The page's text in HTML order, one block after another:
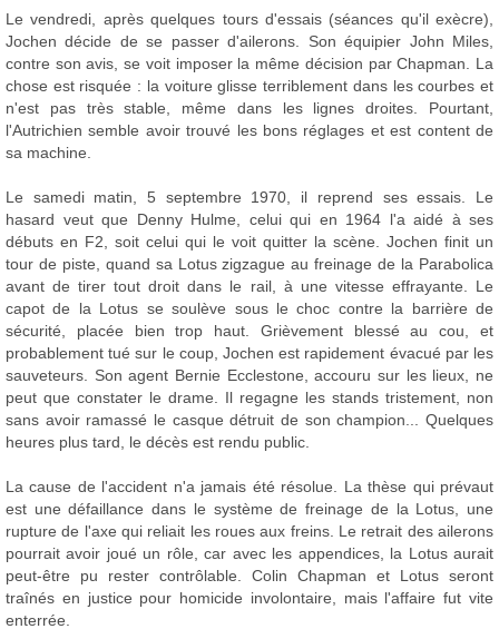
Le vendredi, après quelques tours d'essais (séances qu'il exècre),
Jochen décide de se passer d'ailerons. Son équipier John Miles,
contre son avis, se voit imposer la même décision par Chapman. La
chose est risquée : la voiture glisse terriblement dans les courbes et
n'est pas très stable, même dans les lignes droites. Pourtant,
l'Autrichien semble avoir trouvé les bons réglages et est content de
sa machine.
Le samedi matin, 5 septembre 1970, il reprend ses essais. Le
hasard veut que Denny Hulme, celui qui en 1964 l'a aidé à ses
débuts en F2, soit celui qui le voit quitter la scène. Jochen finit un
tour de piste, quand sa Lotus zigzague au freinage de la Parabolica
avant de tirer tout droit dans le rail, à une vitesse effrayante. Le
capot de la Lotus se soulève sous le choc contre la barrière de
sécurité, placée bien trop haut. Grièvement blessé au cou, et
probablement tué sur le coup, Jochen est rapidement évacué par les
sauveteurs. Son agent Bernie Ecclestone, accouru sur les lieux, ne
peut que constater le drame. Il regagne les stands tristement, non
sans avoir ramassé le casque détruit de son champion... Quelques
heures plus tard, le décès est rendu public.
La cause de l'accident n'a jamais été résolue. La thèse qui prévaut
est une défaillance dans le système de freinage de la Lotus, une
rupture de l'axe qui reliait les roues aux freins. Le retrait des ailerons
pourrait avoir joué un rôle, car avec les appendices, la Lotus aurait
peut-être pu rester contrôlable. Colin Chapman et Lotus seront
traînés en justice pour homicide involontaire, mais l'affaire fut vite
enterrée.